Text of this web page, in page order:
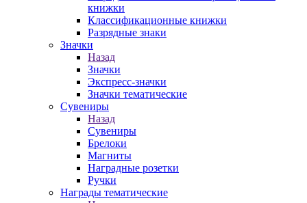
книжки
Классификационные книжки
Разрядные знаки
Значки
Назад
Значки
Экспресс-значки
Значки тематические
Сувениры
Назад
Сувениры
Брелоки
Магниты
Наградные розетки
Ручки
Награды тематические